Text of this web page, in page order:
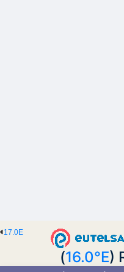
17.0E
(16.0°E)